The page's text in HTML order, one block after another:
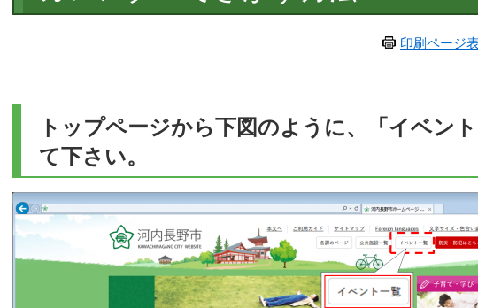
印刷ページ
トップページから下図のように、「イベン
て下さい。